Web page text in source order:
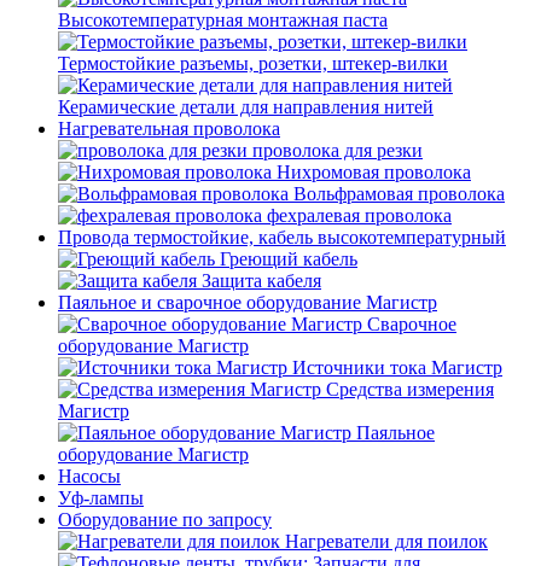
Высокотемпературная монтажная паста
Термостойкие разъемы, розетки, штекер-вилки
Керамические детали для направления нитей
Нагревательная проволока
проволока для резки
Нихромовая проволока
Вольфрамовая проволока
фехралевая проволока
Провода термостойкие, кабель высокотемпературный
Греющий кабель
Защита кабеля
Паяльное и сварочное оборудование Магистр
Сварочное
оборудование Магистр
Источники тока Магистр
Средства измерения
Магистр
Паяльное
оборудование Магистр
Насосы
Уф-лампы
Оборудование по запросу
Нагреватели для поилок